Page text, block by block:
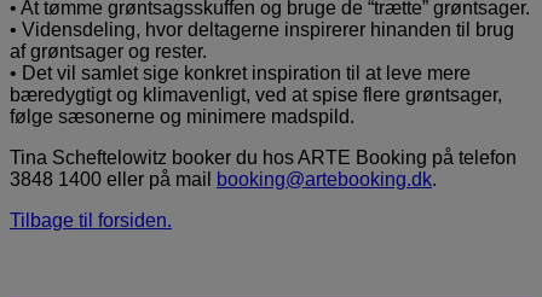
• At tømme grøntsagsskuffen og bruge de “trætte” grøntsager.
• Vidensdeling, hvor deltagerne inspirerer hinanden til brug
af grøntsager og rester.
• Det vil samlet sige konkret inspiration til at leve mere
bæredygtigt og klimavenligt, ved at spise flere grøntsager,
følge sæsonerne og minimere madspild.
Tina Scheftelowitz booker du hos ARTE Booking på telefon
3848 1400 eller på mail
booking@artebooking.dk.
Tilbage til forsiden.